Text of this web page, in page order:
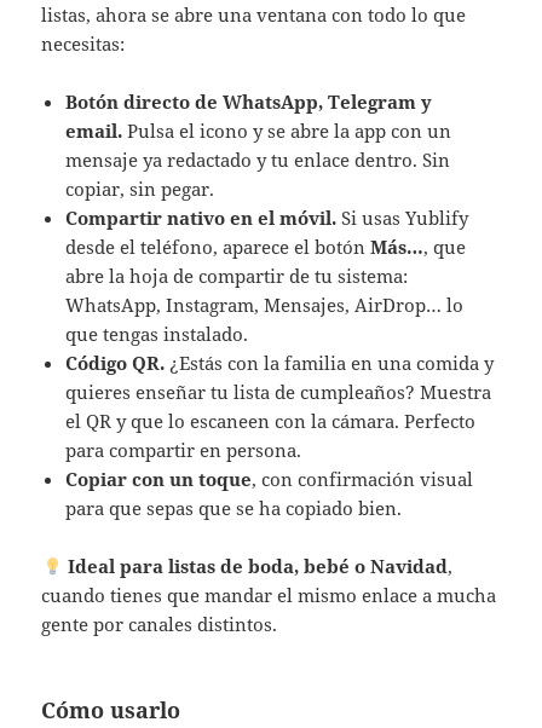
listas, ahora se abre una ventana con todo lo que
necesitas:
Botón directo de WhatsApp, Telegram y
email. Pulsa el icono y se abre la app con un
mensaje ya redactado y tu enlace dentro. Sin
copiar, sin pegar.
Compartir nativo en el móvil. Si usas Yublify
desde el teléfono, aparece el botónMás…, que
abre la hoja de compartir de tu sistema:
WhatsApp, Instagram, Mensajes, AirDrop… lo
que tengas instalado.
Código QR. ¿Estás con la familia en una comida y
quieres enseñar tu lista de cumpleaños? Muestra
el QR y que lo escaneen con la cámara. Perfecto
para compartir en persona.
Copiar con un toque, con confirmación visual
para que sepas que se ha copiado bien.
Ideal para listas de boda, bebé o Navidad,
cuando tienes que mandar el mismo enlace a mucha
gente por canales distintos.
Cómo usarlo